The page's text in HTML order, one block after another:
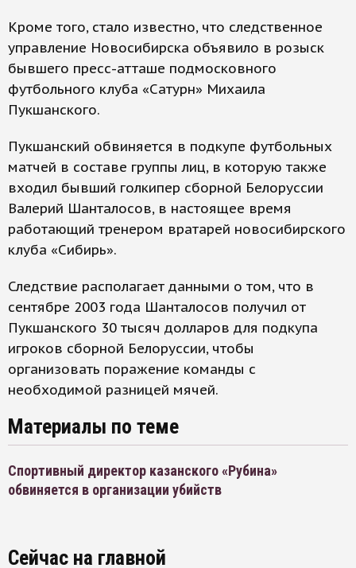
Кроме того, стало известно, что следственное
управление Новосибирска объявило в розыск
бывшего пресс-атташе подмосковного
футбольного клуба «Сатурн» Михаила
Пукшанского.
Пукшанский обвиняется в подкупе футбольных
матчей в составе группы лиц, в которую также
входил бывший голкипер сборной Белоруссии
Валерий Шанталосов, в настоящее время
работающий тренером вратарей новосибирского
клуба «Сибирь».
Следствие располагает данными о том, что в
сентябре 2003 года Шанталосов получил от
Пукшанского 30 тысяч долларов для подкупа
игроков сборной Белоруссии, чтобы
организовать поражение команды с
необходимой разницей мячей.
Материалы по теме
Спортивный директор казанского «Рубина»
обвиняется в организации убийств
Сейчас на главной